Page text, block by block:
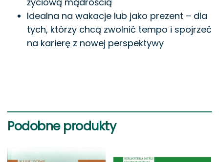
Idealna na wakacje lub jako prezent – dla
tych, którzy chcą zwolnić tempo i spojrzeć
na karierę z nowej perspektywy
Podobne produkty